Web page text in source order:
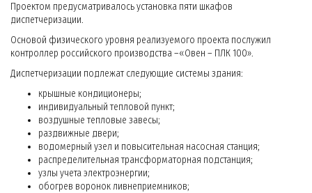
Проектом предусматривалось установка пяти шкафов
диспетчеризации.
Основой физического уровня реализуемого проекта послужил
контроллер российского производства –«Овен – ПЛК 100».
Диспетчеризации подлежат следующие системы здания:
крышные кондиционеры;
индивидуальный тепловой пункт;
воздушные тепловые завесы;
раздвижные двери;
водомерный узел и повысительная насосная станция;
распределительная трансформаторная подстанция;
узлы учета электроэнергии;
обогрев воронок ливнеприемников;